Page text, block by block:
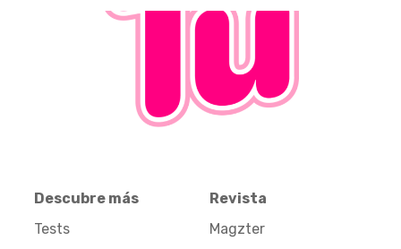
Descubre más
Tests
Revista
Magzter